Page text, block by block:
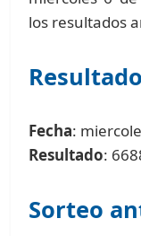
los resultados
Fecha:
Resultado:
Sorteo